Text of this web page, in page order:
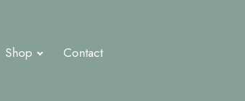
Shop Contact